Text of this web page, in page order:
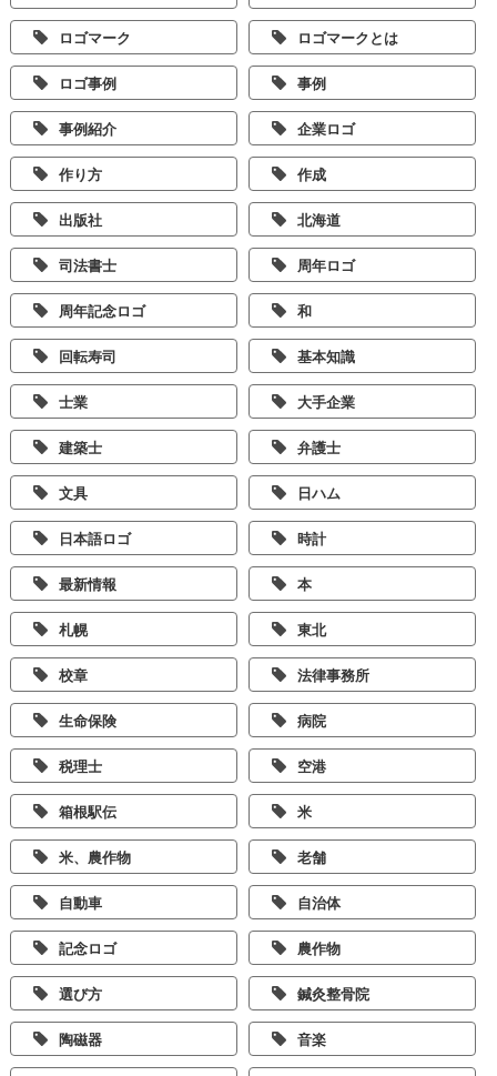
ロゴマーク ロゴマークとは
ロゴ事例 事例
事例紹介 企業ロゴ
作り方 作成
出版社 北海道
司法書士 周年ロゴ
周年記念ロゴ 和
回転寿司 基本知識
士業 大手企業
建築士 弁護士
文具 日ハム
日本語ロゴ 時計
最新情報 本
札幌 東北
校章 法律事務所
生命保険 病院
税理士 空港
箱根駅伝 米
米、農作物 老舗
自動車 自治体
記念ロゴ 農作物
選び方 鍼灸整骨院
陶磁器 音楽